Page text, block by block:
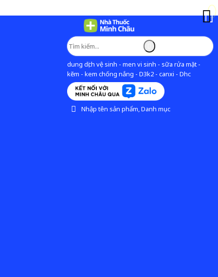
dung dịch vệ sinh - men vi sinh - sữa rửa mặt -
kẽm - kem chống nắng - D3k2 - canxi - Dhc
Nhập tên sản phẩm, Danh mục